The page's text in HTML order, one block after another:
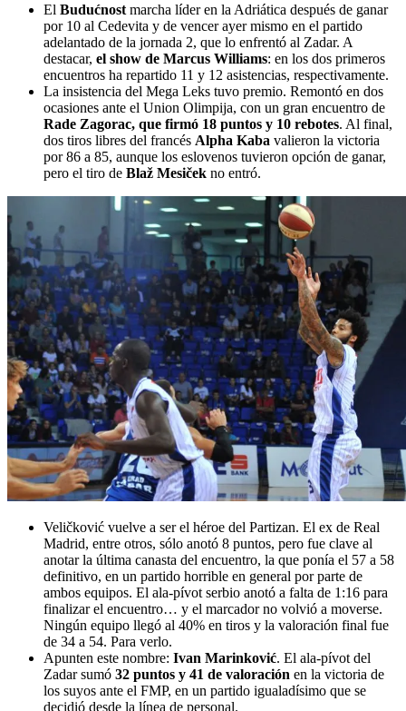
El Budućnost marcha líder en la Adriática después de ganar
por 10 al Cedevita y de vencer ayer mismo en el partido
adelantado de la jornada 2, que lo enfrentó al Zadar. A
destacar, el show de Marcus Williams: en los dos primeros
encuentros ha repartido 11 y 12 asistencias, respectivamente.
La insistencia del Mega Leks tuvo premio. Remontó en dos
ocasiones ante el Union Olimpija, con un gran encuentro de
Rade Zagorac, que firmó 18 puntos y 10 rebotes. Al final,
dos tiros libres del francés Alpha Kaba valieron la victoria
por 86 a 85, aunque los eslovenos tuvieron opción de ganar,
pero el tiro de Blaž Mesiček no entró.
Veličković vuelve a ser el héroe del Partizan. El ex de Real
Madrid, entre otros, sólo anotó 8 puntos, pero fue clave al
anotar la última canasta del encuentro, la que ponía el 57 a 58
definitivo, en un partido horrible en general por parte de
ambos equipos. El ala-pívot serbio anotó a falta de 1:16 para
finalizar el encuentro… y el marcador no volvió a moverse.
Ningún equipo llegó al 40% en tiros y la valoración final fue
de 34 a 54. Para verlo.
Apunten este nombre: Ivan Marinković. El ala-pívot del
Zadar sumó 32 puntos y 41 de valoración en la victoria de
los suyos ante el FMP, en un partido igualadísimo que se
decidió desde la línea de personal.